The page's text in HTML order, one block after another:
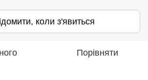
коли з'явиться
Порівняти